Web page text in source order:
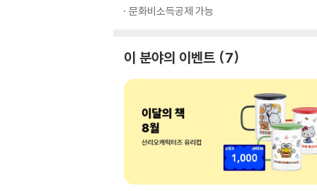
문화비소득공제 가능
이 분야의 이벤트 7